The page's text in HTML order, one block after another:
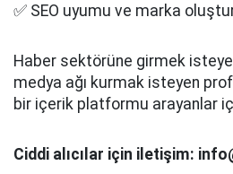
✅ SEO uyumu ve marka
Haber sektörüne girmek
medya ağı kurmak isteyen
bir içerik platformu arayanlar
Ciddi alıcılar için iletişim: